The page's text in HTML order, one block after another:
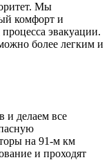
Мы
комфорт и
эвакуации.
более легким и
и делаем все
на 91-м км
и проходят